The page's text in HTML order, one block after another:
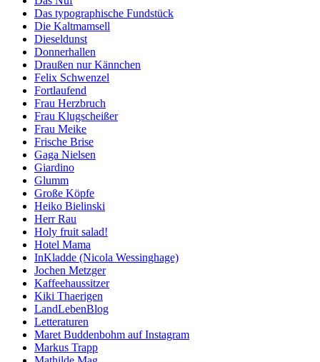
Das typographische Fundstück
Die Kaltmamsell
Dieseldunst
Donnerhallen
Draußen nur Kännchen
Felix Schwenzel
Fortlaufend
Frau Herzbruch
Frau Klugscheißer
Frau Meike
Frische Brise
Gaga Nielsen
Giardino
Glumm
Große Köpfe
Heiko Bielinski
Herr Rau
Holy fruit salad!
Hotel Mama
InKladde (Nicola Wessinghage)
Jochen Metzger
Kaffeehaussitzer
Kiki Thaerigen
LandLebenBlog
Letteraturen
Maret Buddenbohm auf Instagram
Markus Trapp